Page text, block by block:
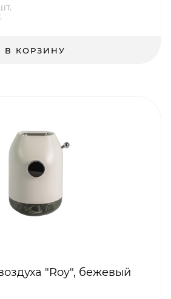
В КОРЗИНУ
"Roy", бежевый